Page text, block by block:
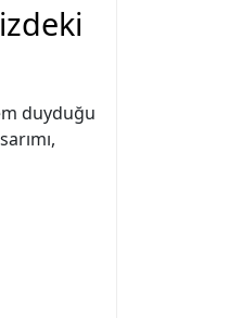
duyduğu